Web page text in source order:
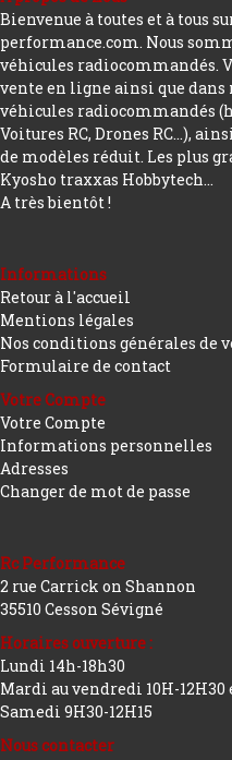
Bienvenue à toutes et à tous
performance.com. Nous
véhicules radiocommandés.
vente en ligne ainsi que dans
véhicules radiocommandés
Voitures RC, Drones RC…),
de modèles réduit. Les plus
Kyosho traxxas Hobbytech...
A très bientôt !
Informations
Retour à l'accueil
Mentions légales
Nos conditions générales de
Formulaire de contact
Votre Compte
Votre Compte
Informations personnelles
Adresses
Changer de mot de passe
Rc Performance
2 rue Carrick on Shannon
35510 Cesson Sévigné
Horaires ouverture :
Lundi 14h-18h30
Mardi au vendredi 10H-12H30
Samedi 9H30-12H15
Nous contacter